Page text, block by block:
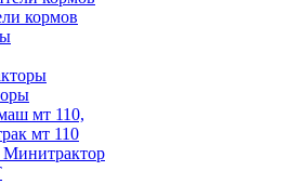
кормов
мт 110,
мт 110